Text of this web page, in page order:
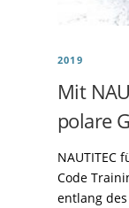
2019
Mit
polare
NAUTITEC
Code
entlang